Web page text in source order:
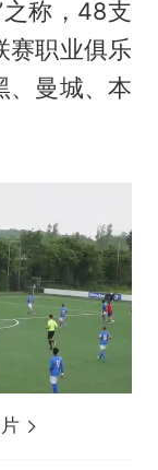
之称，48支
赛职业俱乐
、曼城、本